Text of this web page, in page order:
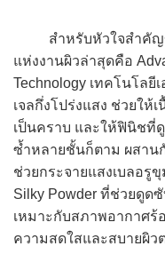
สำหรับหัวใจสำคัญข
แห่งงานผิวล่าสุดคือ
Technology เทคโนโล
เจลกึ่งโปร่งแสง ช่วยให้
เป็นคราบ และให้ฟินิชที่ดู
ซ้ำหลายชั้นก็ตาม ผสานกั
ช่วยกระจายแสงเบลอรู
Silky Powder ที่ช่วยดูด
เหมาะกับสภาพอากาศร้
ความสดใสและสบายผิว